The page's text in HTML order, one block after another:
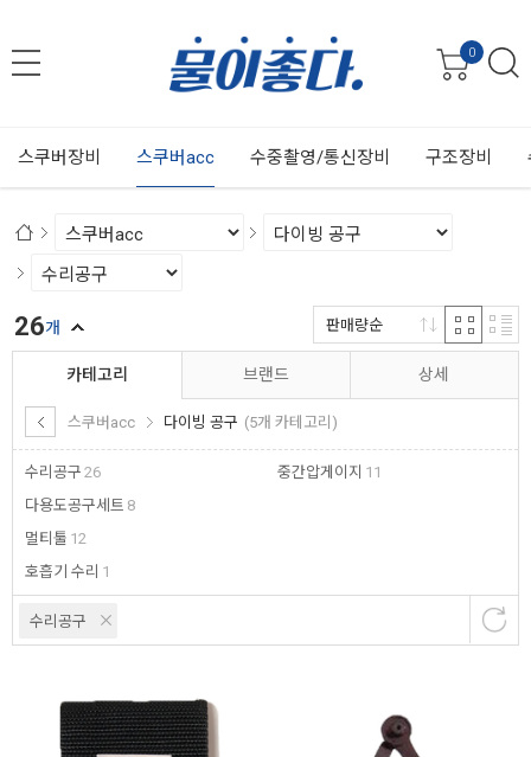
0
스쿠버장비 스쿠버acc 수중촬영/통신장비 구조장비
카테고리
스쿠버acc 다이빙 공구 (5개 카테고리)
수리공구 26
다용도공구세트 8
멀티툴 12
호흡기 수리 1
중간압게이지 11
브랜드 상세
수리공구
26개 판매량순